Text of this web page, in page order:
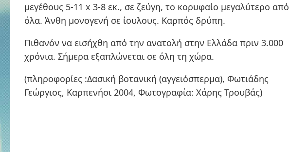
μεγέθους 5-11 x 3-8 εκ., σε ζεύγη, το κορυφαίο μεγαλύτερο από
όλα. Άνθη μονογενή σε ίουλους. Καρπός δρύπη.
Πιθανόν να εισήχθη από την ανατολή στην Ελλάδα πριν 3.000
χρόνια. Σήμερα εξαπλώνεται σε όλη τη χώρα.
(πληροφορίες :Δασική βοτανική (αγγειόσπερμα), Φωτιάδης
Γεώργιος, Καρπενήσι 2004, Φωτογραφία: Χάρης Τρουβάς)